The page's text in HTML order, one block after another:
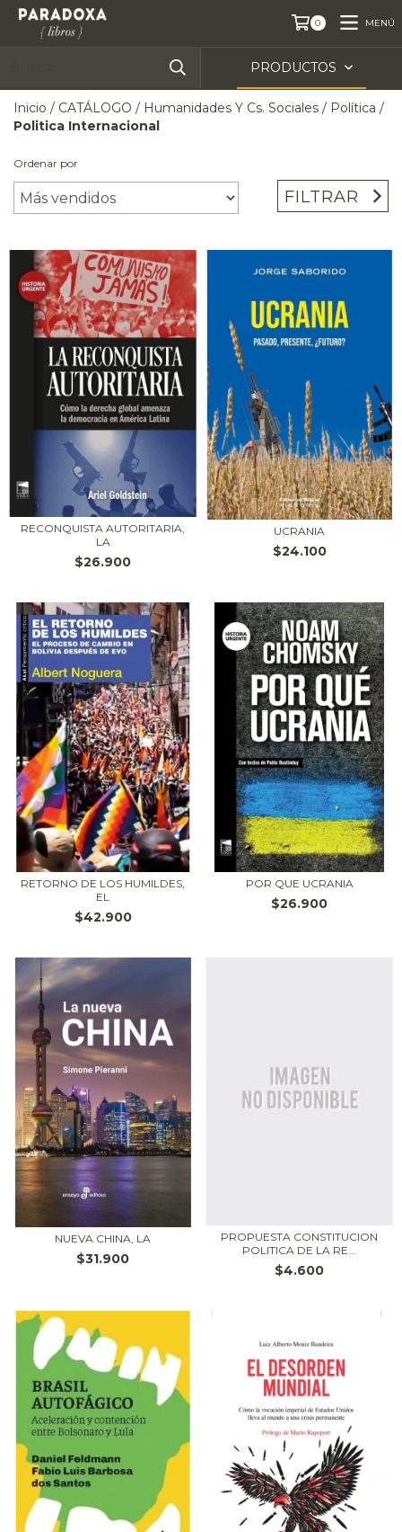
0 MENÚ
PRODUCTOS
Inicio / CATÁLOGO / Humanidades Y Cs. Sociales / Política /
Politica Internacional
Ordenar por
FILTRAR
RECONQUISTA AUTORITARIA,
LA
$26.900
UCRANIA
$24.100
RETORNO DE LOS HUMILDES,
EL
$42.900
POR QUE UCRANIA
$26.900
NUEVA CHINA, LA
$31.900
PROPUESTA CONSTITUCION
POLITICA DE LA RE...
$4.600